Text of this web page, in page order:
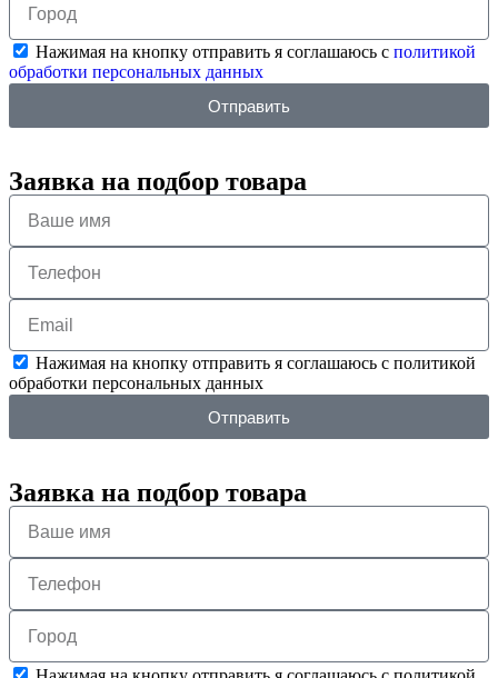
Нажимая на кнопку отправить я соглашаюсь с политикой
обработки персональных данных
Отправить
Заявка на подбор товара
Нажимая на кнопку отправить я соглашаюсь с политикой
обработки персональных данных
Отправить
Заявка на подбор товара